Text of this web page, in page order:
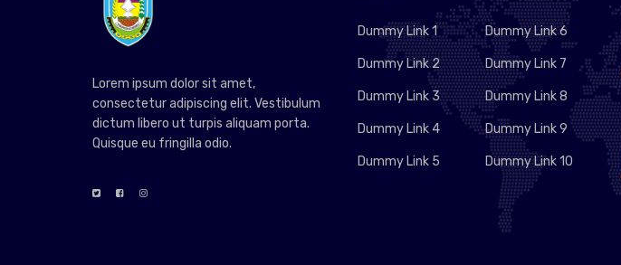
Lorem ipsum dolor sit amet,
consectetur adipiscing elit. Vestibulum
dictum libero ut turpis aliquam porta.
Quisque eu fringilla odio.
Dummy Link 1
Dummy Link 2
Dummy Link 3
Dummy Link 4
Dummy Link 5
Dummy Link 6
Dummy Link 7
Dummy Link 8
Dummy Link 9
Dummy Link 10